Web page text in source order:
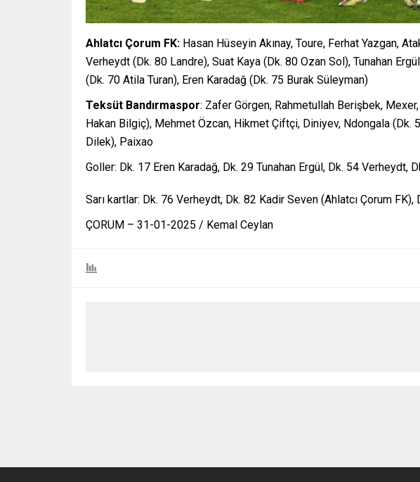
Ahlatcı Çorum FK: Hasan Hüseyin Akınay, Toure, Ferhat Yazgan,
Verheydt (Dk. 80 Landre), Suat Kaya (Dk. 80 Ozan Sol), Tunahan
(Dk. 70 Atila Turan), Eren Karadağ (Dk. 75 Burak Süleyman)
Teksüt Bandırmaspor: Zafer Görgen, Rahmetullah Berişbek,
Hakan Bilgiç), Mehmet Özcan, Hikmet Çiftçi, Diniyev, Ndongala (Dk.
Dilek), Paixao
Goller: Dk. 17 Eren Karadağ, Dk. 29 Tunahan Ergül, Dk. 54 Verheydt,
Sarı kartlar: Dk. 76 Verheydt, Dk. 82 Kadir Seven (Ahlatcı Çorum
ÇORUM – 31-01-2025 / Kemal Ceylan